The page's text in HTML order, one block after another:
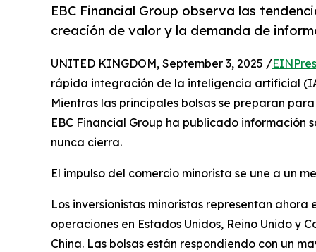
EBC Financial Group observa las
creación de valor y la demanda de
UNITED KINGDOM, September 3, 2025 /
rápida integración de la inteligencia artificial
Mientras las principales bolsas se preparan
EBC Financial Group ha publicado información
nunca cierra.
El impulso del comercio minorista se une a un
Los inversionistas minoristas representan
operaciones en Estados Unidos, Reino Unido y
China. Las bolsas están respondiendo con un